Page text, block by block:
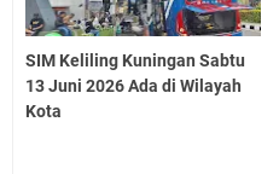
SIM Keliling Kuningan Sabtu
13 Juni 2026 Ada di Wilayah
Kota